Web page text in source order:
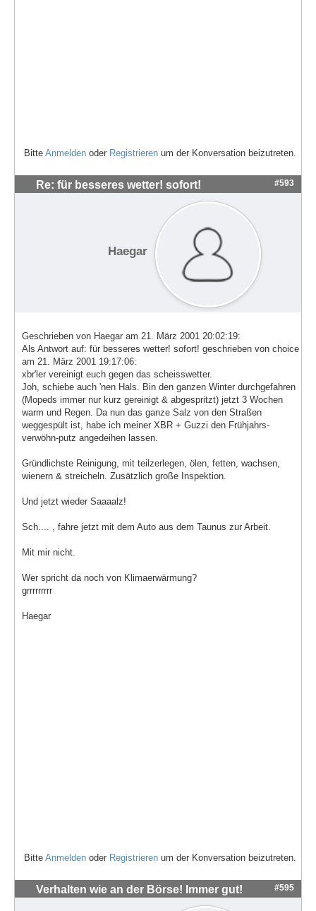
Bitte Anmelden oder Registrieren um der Konversation beizutreten.
Re: für besseres wetter! sofort! #593
Haegar
Geschrieben von Haegar am 21. März 2001 20:02:19:
Als Antwort auf: für besseres wetter! sofort! geschrieben von choice
am 21. März 2001 19:17:06:
xbr'ler vereinigt euch gegen das scheisswetter.
Joh, schiebe auch 'nen Hals. Bin den ganzen Winter durchgefahren
(Mopeds immer nur kurz gereinigt & abgespritzt) jetzt 3 Wochen
warm und Regen. Da nun das ganze Salz von den Straßen
weggespült ist, habe ich meiner XBR + Guzzi den Frühjahrs-
verwöhn-putz angedeihen lassen.
Gründlichste Reinigung, mit teilzerlegen, ölen, fetten, wachsen,
wienern & streicheln. Zusätzlich große Inspektion.
Und jetzt wieder Saaaalz!
Sch.... , fahre jetzt mit dem Auto aus dem Taunus zur Arbeit.
Mit mir nicht.
Wer spricht da noch von Klimaerwärmung?
grrrrrrrrr
Haegar
Bitte Anmelden oder Registrieren um der Konversation beizutreten.
Verhalten wie an der Börse! Immer gut! #595